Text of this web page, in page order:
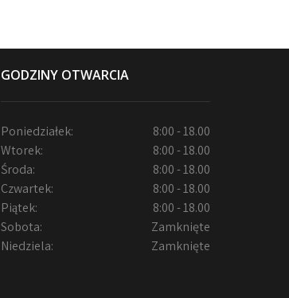
GODZINY OTWARCIA
Poniedziałek:
8:00 - 18.00
Wtorek:
8:00 - 18.00
Środa:
8:00 - 18.00
Czwartek:
8:00 - 18.00
Piątek:
8:00 - 18.00
Sobota:
Zamknięte
Niedziela:
Zamknięte